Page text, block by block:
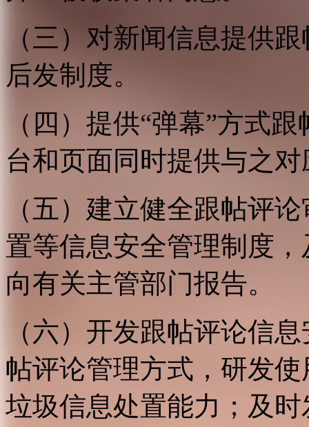
（三）对新闻信息提供
后发制度。
（四）提供“弹幕”方式
台和页面同时提供与之
（五）建立健全跟帖评
置等信息安全管理制度
向有关主管部门报告。
（六）开发跟帖评论信
帖评论管理方式，研发
垃圾信息处置能力；及